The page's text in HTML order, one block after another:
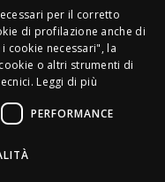
Dario
80144 Napoli
ITALIAN
FRENCH
GERMAN
ENGLISH
per il corretto
di profilazione anche di
cookie necessari", la
o altri strumenti di
Leggi di più
PERFORMANCE